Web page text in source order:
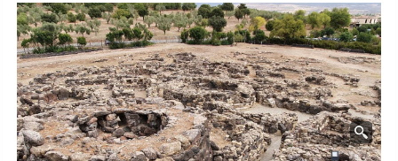
equivalente en toda Europa.